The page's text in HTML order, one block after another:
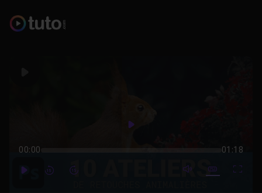
Play
00:00 01:18
PlayForwardForward mute video
Subtitles